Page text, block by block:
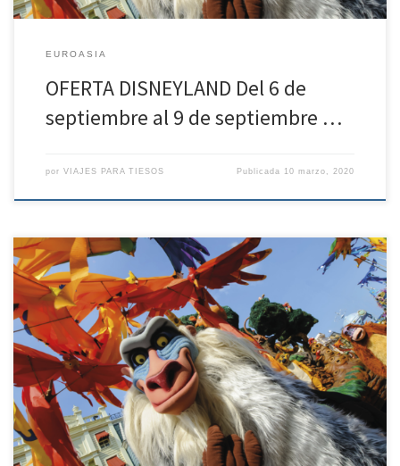
EUROASIA
OFERTA DISNEYLAND Del 6 de
septiembre al 9 de septiembre …
por VIAJES PARA TIESOS Publicada 10 marzo, 2020
OFERTA DISNEYLAND Del 26 de noviembre al 29 de noviembre de
2.020 – 3 noches de estancia – Solo alojamiento, desde 584.2€
PARA DOS PERSONAS Políticas de contratación y cancelación
Penalización de 30 euros por persona desde la confirmación de la
reserva. – Entre 99 – 45 días antes de […]